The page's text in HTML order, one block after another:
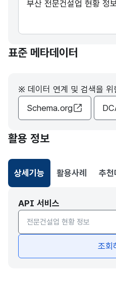
부산 전문건설업 현황 정
표준 메타데이터
※ 데이터 연계 및 검색을 위
Schema.org
활용 정보
상세기능
선택됨
활용사례 추천
API 서비스
API서비스 종류 선택
조회